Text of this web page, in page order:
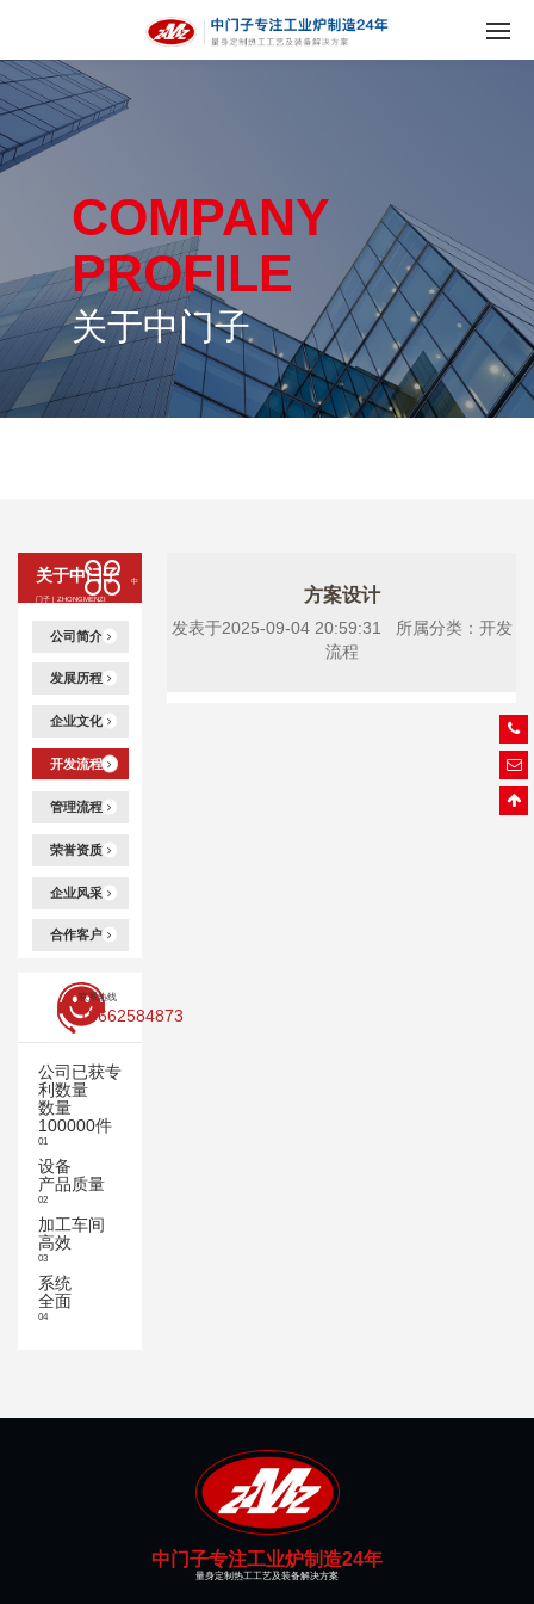
COMPANY
PROFILE
关于中门子
关于中门子 中
门子 | ZHONGMENZI
公司简介
发展历程
企业文化
开发流程
管理流程
荣誉资质
企业风采
合作客户
联系热线
18662584873
公司已获专
利数量
数量
100000件
01
设备
产品质量
02
加工车间
高效
03
系统
全面
04
方案设计
发表于2025-09-04 20:59:31 所属分类：开发
流程
中门子专注工业炉制造24年
量身定制热工工艺及装备解决方案